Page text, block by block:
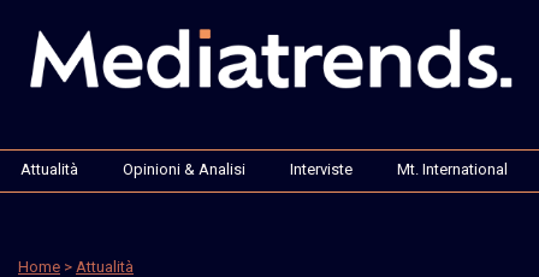
Attualità Opinioni & Analisi Interviste Mt. International
Home > Attualità